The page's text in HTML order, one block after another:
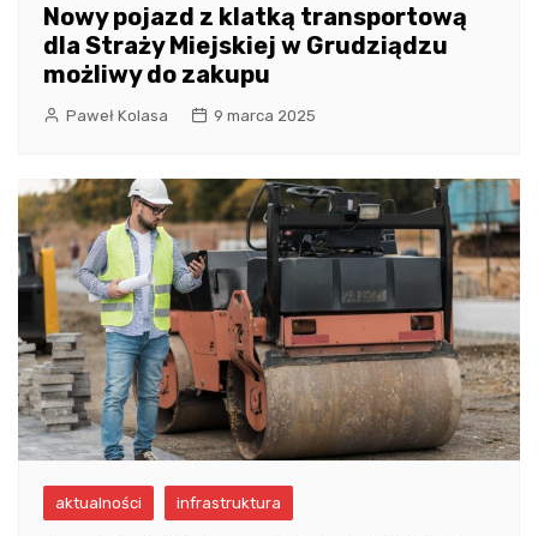
Nowy pojazd z klatką transportową
dla Straży Miejskiej w Grudziądzu
możliwy do zakupu
Paweł Kolasa 9 marca 2025
aktualności infrastruktura